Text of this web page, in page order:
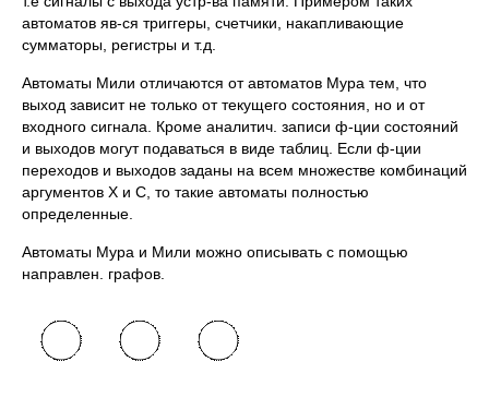
автоматов яв-ся триггеры, счетчики, накапливающие
сумматоры, регистры и т.д.
Автоматы Мили отличаются от автоматов Мура тем, что
выход зависит не только от текущего состояния, но и от
входного сигнала. Кроме аналитич. записи ф-ции состояний
и выходов могут подаваться в виде таблиц. Если ф-ции
переходов и выходов заданы на всем множестве комбинаций
аргументов X и C, то такие автоматы полностью
определенные.
Автоматы Мура и Мили можно описывать с помощью
направлен. графов.